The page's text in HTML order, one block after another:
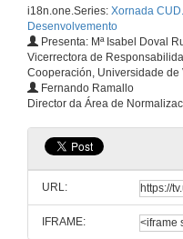
i18n.one.Series: Xornada
Desenvolvemento
Presenta: Mª Isabel Doval
Vicerrectora de
Cooperación, Universidade de
Fernando Ramallo
Director da Área de
URL:
IFRAME:
1
1